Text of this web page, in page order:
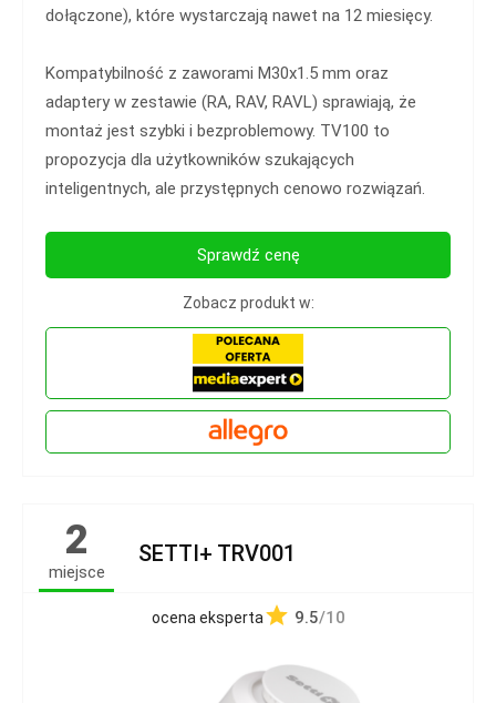
dołączone), które wystarczają nawet na 12 miesięcy.
Kompatybilność z zaworami M30x1.5 mm oraz
adaptery w zestawie (RA, RAV, RAVL) sprawiają, że
montaż jest szybki i bezproblemowy. TV100 to
propozycja dla użytkowników szukających
inteligentnych, ale przystępnych cenowo rozwiązań.
Sprawdź cenę
Zobacz produkt w:
2
miejsce
SETTI+ TRV001
ocena eksperta 9.5/10